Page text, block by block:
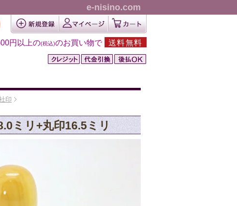
e-nisino.com
円以上の(税込)のお買い物で 送料無料
印
ミリ+丸印16.5ミリ